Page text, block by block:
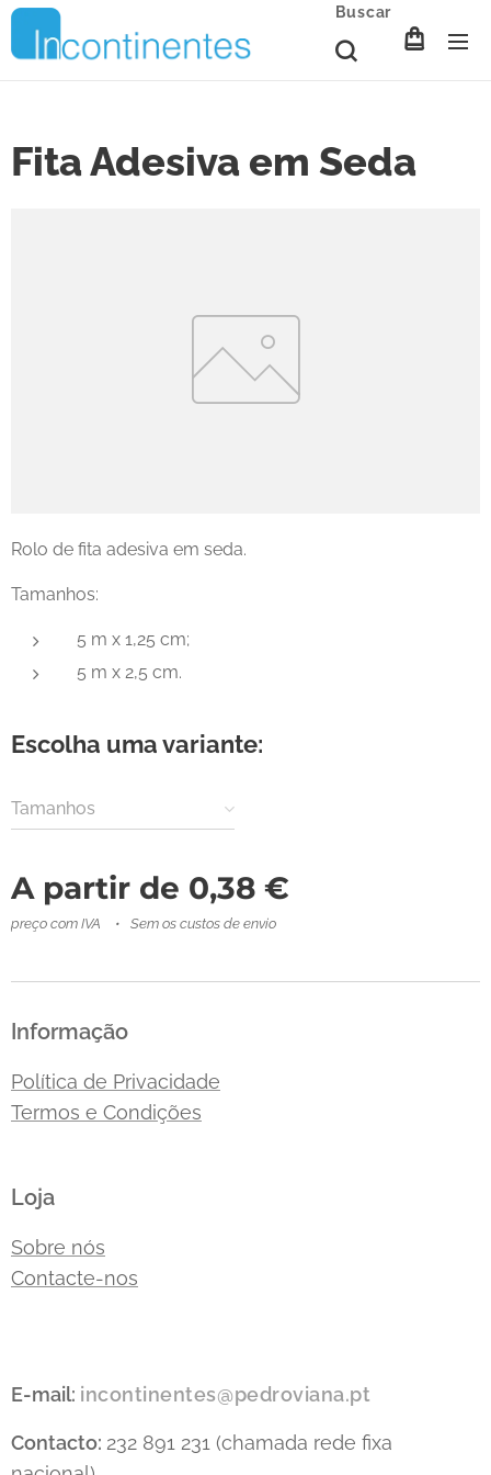
Buscar
Fita Adesiva em Seda
Rolo de fita adesiva em seda.
Tamanhos:
5 m x 1,25 cm;
5 m x 2,5 cm.
Escolha uma variante:
Tamanhos
A partir de 0,38 €
preço com IVA Sem os custos de envio
Informação
Política de Privacidade
Termos e Condições
Loja
Sobre nós
Contacte-nos
E-mail: incontinentes@pedroviana.pt
Contacto: 232 891 231 (chamada rede fixa